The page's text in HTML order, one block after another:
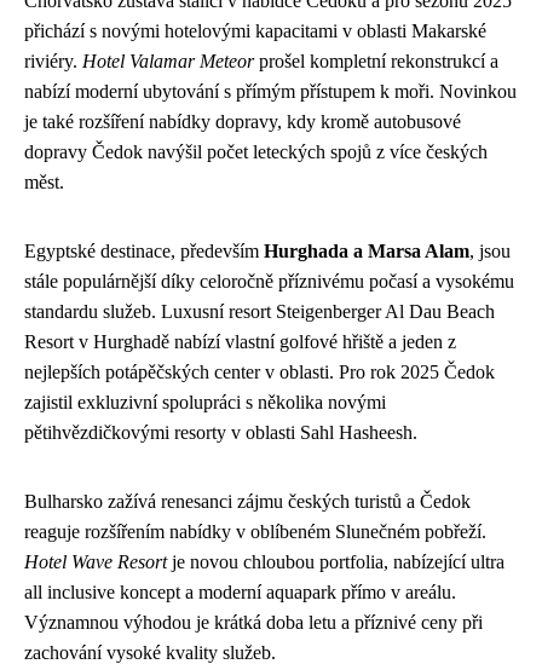
přichází s novými hotelovými kapacitami v oblasti Makarské
riviéry. Hotel Valamar Meteorprošel kompletní rekonstrukcí a
nabízí moderní ubytování s přímým přístupem k moři. Novinkou
je také rozšíření nabídky dopravy, kdy kromě autobusové
dopravy Čedok navýšil počet leteckých spojů z více českých
měst.
Egyptské destinace, především Hurghada a Marsa Alam, jsou
stále populárnější díky celoročně příznivému počasí a vysokému
standardu služeb. Luxusní resort Steigenberger Al Dau Beach
Resort v Hurghadě nabízí vlastní golfové hřiště a jeden z
nejlepších potápěčských center v oblasti. Pro rok 2025 Čedok
zajistil exkluzivní spolupráci s několika novými
pětihvězdičkovými resorty v oblasti Sahl Hasheesh.
Bulharsko zažívá renesanci zájmu českých turistů a Čedok
reaguje rozšířením nabídky v oblíbeném Slunečném pobřeží.
Hotel Wave Resortje novou chloubou portfolia, nabízející ultra
all inclusive koncept a moderní aquapark přímo v areálu.
Významnou výhodou je krátká doba letu a příznivé ceny při
zachování vysoké kvality služeb.